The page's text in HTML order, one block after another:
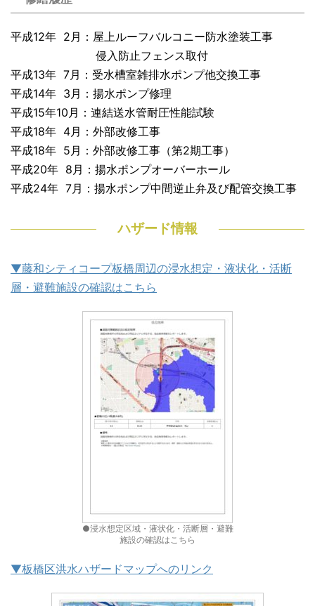
平成12年 2月：屋上ルーフバルコニー防水塗装工事
侵入防止フェンス取付
平成13年 7月：受水槽室雑排水ポンプ他交換工事
平成14年 3月：揚水ポンプ修理
平成15年10月：連結送水管耐圧性能試験
平成18年 4月：外部改修工事
平成18年 5月：外部改修工事（第2期工事）
平成20年 8月：揚水ポンプオーバーホール
平成24年 7月：揚水ポンプ中間逆止弁及び配管交換工事
ハザード情報
▼藤和シティコープ板橋周辺の浸水想定・液状化・活断
層・避難施設の確認はこちら
●浸水想定区域・液状化・活断層・避難
施設の確認はこちら
▼板橋区洪水ハザードマップへのリンク